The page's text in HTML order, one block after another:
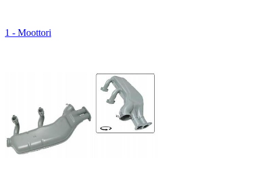
1 - Moottori